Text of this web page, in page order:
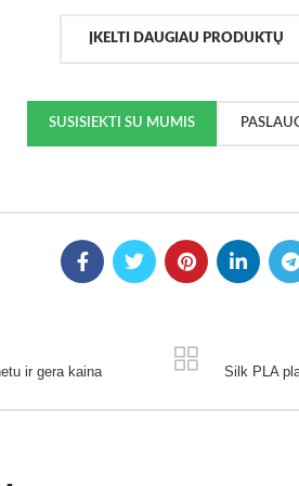
ĮKELTI DAUGIAU PRODUKTŲ
SUSISIEKTI SU MUMIS
ir gera kaina Silk PLA